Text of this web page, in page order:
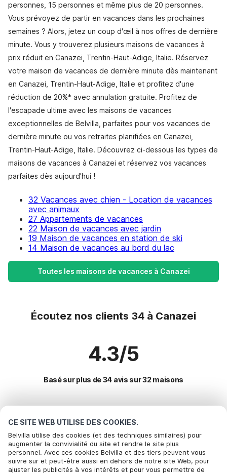
CE SITE WEB UTILISE DES COOKIES.
Belvilla utilise des cookies (et des techniques similaires) pour
augmenter la convivialité du site et rendre le site plus
personnel. Avec ces cookies Belvilla et des tiers peuvent vous
suivre sur et peut-être aussi en dehors de notre site Web, pour
ajuster les publicités à vos intérêts et pour vous permettre de
personnes, 15 personnes et même plus de 20 personnes.
Vous prévoyez de partir en vacances dans les prochaines
semaines ? Alors, jetez un coup d'œil à nos offres de dernière
minute. Vous y trouverez plusieurs maisons de vacances à
prix réduit en Canazei, Trentin-Haut-Adige, Italie. Réservez
votre maison de vacances de dernière minute dès maintenant
en Canazei, Trentin-Haut-Adige, Italie et profitez d'une
réduction de 20%* avec annulation gratuite. Profitez de
l'escapade ultime avec les maisons de vacances
exceptionnelles de Belvilla, parfaites pour vos vacances de
dernière minute ou vos retraites planifiées en Canazei,
Trentin-Haut-Adige, Italie. Découvrez ci-dessous les types de
maisons de vacances à Canazei et réservez vos vacances
parfaites dès aujourd'hui !
32 Vacances avec chien - Location de vacances
avec animaux
27 Appartements de vacances
22 Maison de vacances avec jardin
19 Maison de vacances en station de ski
14 Maison de vacances au bord du lac
Toutes les maisons de vacances à Canazei
Écoutez nos clients 34 à Canazei
4.3/5
Basé sur plus de 34 avis sur 32 maisons
Destinations les plus populaires pour les
vacances
Villes offrant les meilleures commodités pour les vacances
Maison de vacances au bord du lac val-maria-pur